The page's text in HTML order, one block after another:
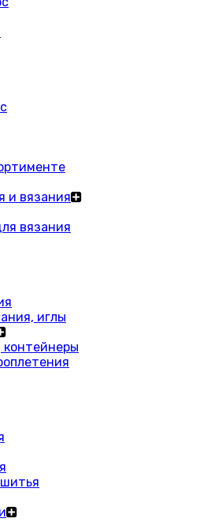
и вязания
вязания
иглы
контейнеры